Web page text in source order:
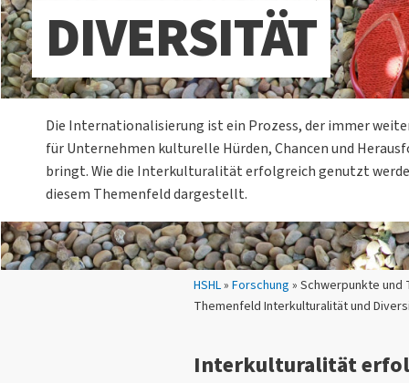
Sie sind hier:
HSHL» Forschung » Schwerpunkte
Themenfeld Interkulturalität und
DIVERSITÄT
Die Internationalisierung ist ein Prozess, der immer
für Unternehmen kulturelle Hürden, Chancen und
bringt. Wie die Interkulturalität erfolgreich genutzt
diesem Themenfeld dargestellt.
Interkulturalität